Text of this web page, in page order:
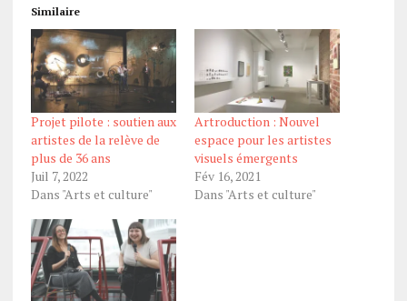
Similaire
Projet pilote : soutien aux
artistes de la relève de
plus de 36 ans
Juil 7, 2022
Dans "Arts et culture"
Artroduction : Nouvel
espace pour les artistes
visuels émergents
Fév 16, 2021
Dans "Arts et culture"